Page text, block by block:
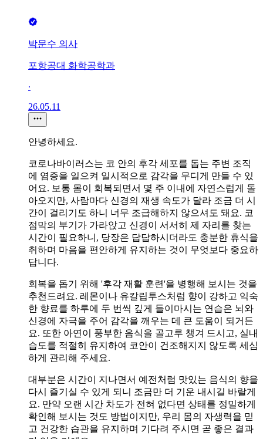
박문수 의사
포항공대 화학공학과
∙
26.05.11
안녕하세요.
코로나바이러스는 코 안의 후각 세포를 돕는 주변 조직
에 염증을 일으켜 일시적으로 감각을 무디게 만들 수 있
어요. 보통 몸이 회복되면서 몇 주 이내에 자연스럽게 돌
아오지만, 사람마다 신경의 재생 속도가 달라 조금 더 시
간이 걸리기도 하니 너무 조급해하지 않으셔도 돼요. 코
점막의 부기가 가라앉고 신경이 서서히 제 자리를 찾는
시간이 필요하니, 당장은 답답하시더라도 충분한 휴식을
취하며 마음을 편안하게 유지하는 것이 무엇보다 중요하
답니다.
회복을 돕기 위해 '후각 재활 훈련'을 병행해 보시는 것을
추천드려요. 레몬이나 유칼립투스처럼 향이 강하고 익숙
한 향료를 하루에 두 번씩 깊게 들이마시는 연습은 뇌와
신경에 자극을 주어 감각을 깨우는 데 큰 도움이 되거든
요. 또한 아연이 풍부한 음식을 골고루 챙겨 드시고, 실내
습도를 적절히 유지하여 코안이 건조해지지 않도록 세심
하게 관리해 주세요.
대부분은 시간이 지나면서 예전처럼 맛있는 음식의 향을
다시 즐기실 수 있게 되니 조금만 더 기운 내시길 바랄게
요. 만약 오랜 시간 차도가 전혀 없다면 상태를 정밀하게
확인해 보시는 것도 방법이지만, 우리 몸의 자생력을 믿
고 건강한 습관을 유지하며 기다려 주시면 곧 좋은 결과